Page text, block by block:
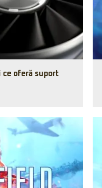
ce oferă suport